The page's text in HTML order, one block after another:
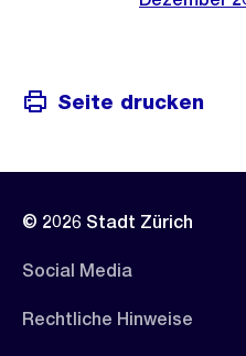
Seite drucken
© 2026 Stadt Zürich
Social Media
Rechtliche Hinweise